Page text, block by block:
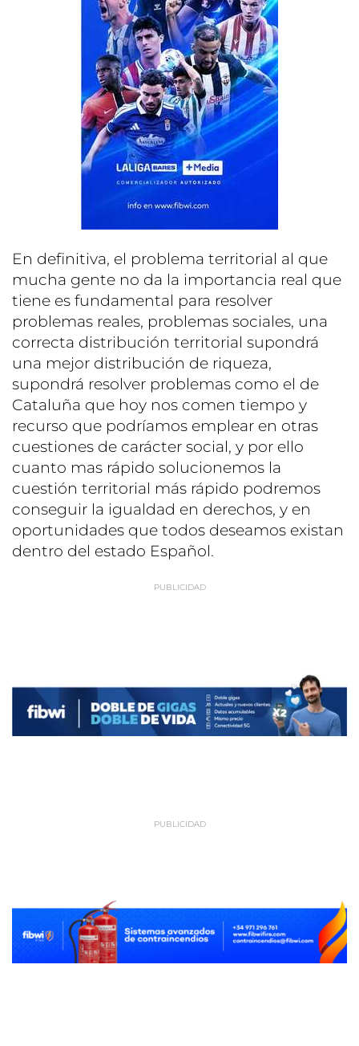
En definitiva, el problema territorial al que
mucha gente no da la importancia real que
tiene es fundamental para resolver
problemas reales, problemas sociales, una
correcta distribución territorial supondrá
una mejor distribución de riqueza,
supondrá resolver problemas como el de
Cataluña que hoy nos comen tiempo y
recurso que podríamos emplear en otras
cuestiones de carácter social, y por ello
cuanto mas rápido solucionemos la
cuestión territorial más rápido podremos
conseguir la igualdad en derechos, y en
oportunidades que todos deseamos existan
dentro del estado Español.